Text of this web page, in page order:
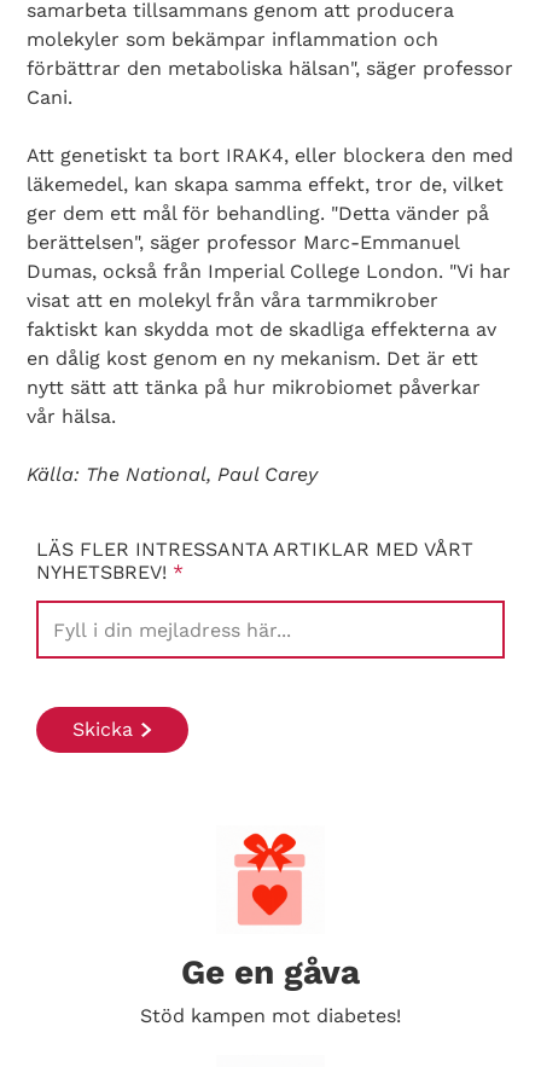
samarbeta tillsammans genom att producera
molekyler som bekämpar inflammation och
förbättrar den metaboliska hälsan", säger professor
Cani.
Att genetiskt ta bort IRAK4, eller blockera den med
läkemedel, kan skapa samma effekt, tror de, vilket
ger dem ett mål för behandling. "Detta vänder på
berättelsen", säger professor Marc-Emmanuel
Dumas, också från Imperial College London. "Vi har
visat att en molekyl från våra tarmmikrober
faktiskt kan skydda mot de skadliga effekterna av
en dålig kost genom en ny mekanism. Det är ett
nytt sätt att tänka på hur mikrobiomet påverkar
vår hälsa.
Källa: The National, Paul Carey
LÄS FLER INTRESSANTA ARTIKLAR MED VÅRT
NYHETSBREV! *
Ge en gåva
Stöd kampen mot diabetes!